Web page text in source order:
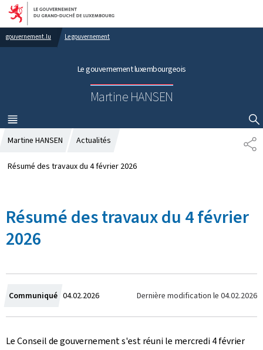
Aller au menu principal
Aller au contenu
gouvernement.lu Le gouvernement
Le gouvernement luxembourgeois
Martine HANSEN
MENU
PRINCIPAL
AFFICHER / MASQUER LA RECHERCHE
P
A
Martine HANSEN Actualités
Résumé des travaux du 4 février 2026
Résumé des travaux du 4 février
2026
Communiqué C
r
é
04.02.2026 Dernière modification le 04.02.2026
Le Conseil de gouvernement s'est réuni le mercredi 4 février